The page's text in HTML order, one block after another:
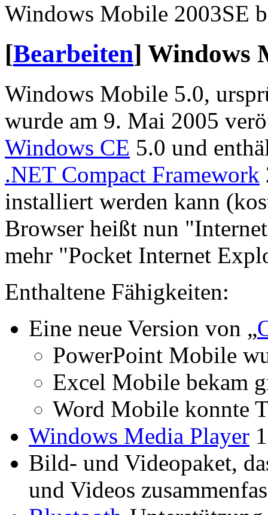
Windows Mobile 2003SE
[Bearbeiten] Windows
Windows Mobile 5.0,
wurde am 9. Mai 2005
Windows CE 5.0 und
.NET Compact Framework
installiert werden kann
Browser heißt nun
mehr "Pocket Internet
Enthaltene Fähigkeiten:
Eine neue Version von „
PowerPoint Mobile
Excel Mobile bekam
Word Mobile konnte
Windows Media Player
Bild- und Videopaket,
und Videos